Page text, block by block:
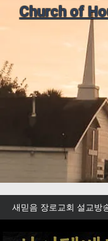
Church of
새믿음 장로교회 설교방